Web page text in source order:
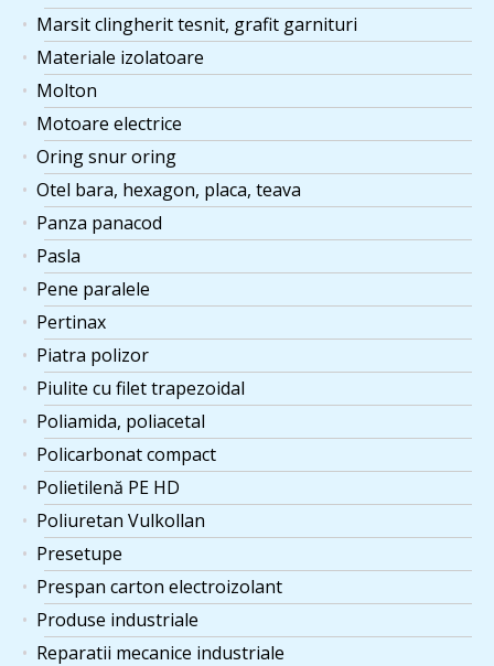
Marsit clingherit tesnit, grafit garnituri
Materiale izolatoare
Molton
Motoare electrice
Oring snur oring
Otel bara, hexagon, placa, teava
Panza panacod
Pasla
Pene paralele
Pertinax
Piatra polizor
Piulite cu filet trapezoidal
Poliamida, poliacetal
Policarbonat compact
Polietilenă PE HD
Poliuretan Vulkollan
Presetupe
Prespan carton electroizolant
Produse industriale
Reparatii mecanice industriale